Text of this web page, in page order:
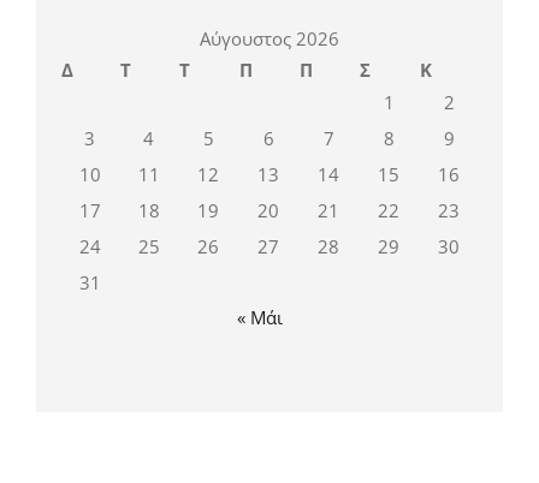
Αύγουστος 2026
Δ
Τ Τ Π Π Σ
Κ
1
2
3
4 5 6 7 8
9
10
11 12 13 14 15
16
17
18 19 20 21 22
23
24
25 26 27 28 29
30
31
« Μάι